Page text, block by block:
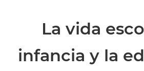
La vida
infancia y la